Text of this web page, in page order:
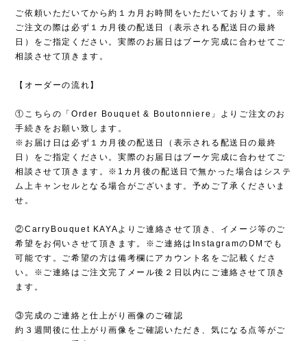
ご依頼いただいてから約１カ月お時間をいただいております。※
ご注文の際は必ず１カ月後の配送日（表示される配送日の最終
日）をご指定ください。実際のお届日はブーケ完成に合わせてご
相談させて頂きます。
【オーダーの流れ】
①こちらの「Order Bouquet & Boutonniere」よりご注文のお
手続きをお願い致します。
※お届け日は必ず１カ月後の配送日（表示される配送日の最終
日）をご指定ください。実際のお届日はブーケ完成に合わせてご
相談させて頂きます。※1カ月後の配送日で無かった場合はシステ
ム上キャンセルとなる場合がございます。予めご了承くださいま
せ。
②CarryBouquet KAYAよりご連絡させて頂き、イメージ等のご
希望をお伺いさせて頂きます。※ご連絡はInstagramのDMでも
可能です。ご希望の方は備考欄にアカウント名をご記載くださ
い。※ご連絡はご注文完了メール後２日以内にご連絡させて頂き
ます。
③完成のご連絡と仕上がり画像のご確認
約３週間後に仕上がり画像をご確認いただき、気になる点等がご